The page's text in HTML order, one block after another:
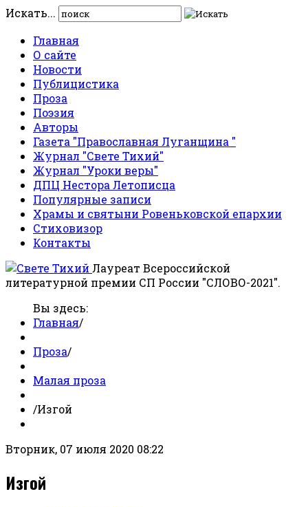
Искать...
Главная
О сайте
Новости
Публицистика
Проза
Поэзия
Авторы
Газета "Православная Луганщина "
Журнал "Свете Тихий"
Журнал "Уроки веры"
ДПЦ Нестора Летописца
Популярные записи
Храмы и святыни Ровеньковской епархии
Стиховизор
Контакты
Лауреат Всероссийской
литературной премии СП России "СЛОВО-2021".
Вы здесь:
Главная/
Проза/
Малая проза
/Изгой
Вторник, 07 июля 2020 08:22
Изгой